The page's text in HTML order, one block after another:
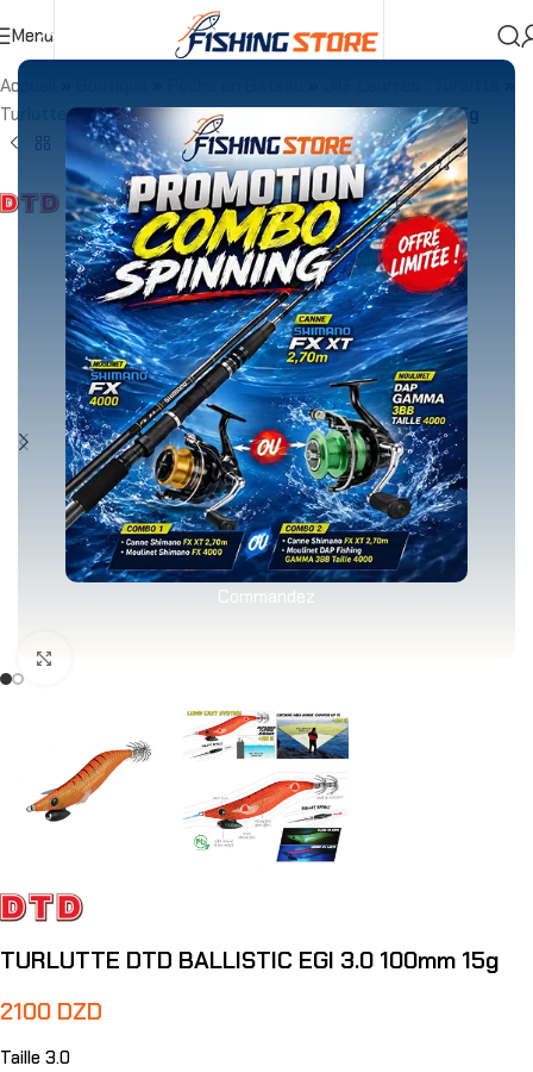
Commandez
Menu
Accueil
Turlutte »TURLUTTE DTD BALLISTIC EGI 3.0 100mm 15g
TURLUTTE DTD BALLISTIC EGI 3.0 100mm 15g
2100 DZD
Taille 3.0